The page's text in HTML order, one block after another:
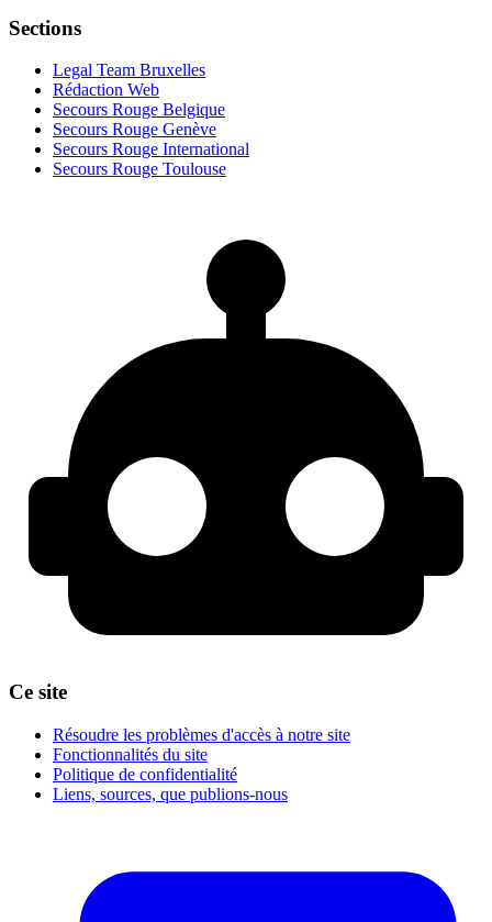
Sections
Legal Team Bruxelles
Rédaction Web
Secours Rouge Belgique
Secours Rouge Genève
Secours Rouge International
Secours Rouge Toulouse
Ce site
Résoudre les problèmes d'accès à notre site
Fonctionnalités du site
Politique de confidentialité
Liens, sources, que publions-nous